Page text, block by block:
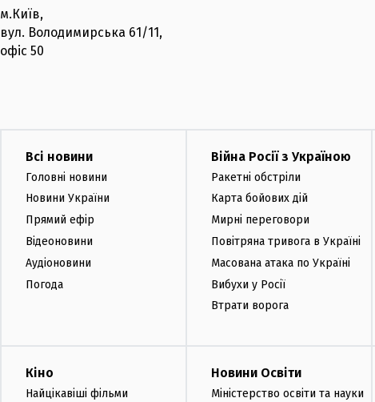
м.Київ,
вул. Володимирська 61/11,
офіс 50
Всі новини
Головні новини
Новини України
Прямий ефір
Відеоновини
Аудіоновини
Погода
Війна Росії з Україною
Ракетні обстріли
Карта бойових дій
Мирні переговори
Повітряна тривога в Україні
Масована атака по Україні
Вибухи у Росії
Втрати ворога
Кіно
Найцікавіші фільми
Новини Освіти
Міністерство освіти та науки